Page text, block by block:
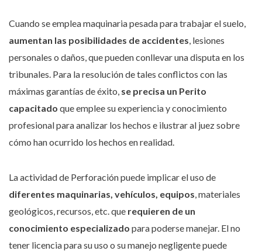
Cuando se emplea maquinaria pesada para trabajar el suelo,
aumentan las posibilidades de accidentes, lesiones
personales o daños, que pueden conllevar una disputa en los
tribunales. Para la resolución de tales conflictos con las
máximas garantías de éxito, se precisa un Perito
capacitado que emplee su experiencia y conocimiento
profesional para analizar los hechos e ilustrar al juez sobre
cómo han ocurrido los hechos en realidad.
La actividad de Perforación puede implicar el uso de
diferentes maquinarias, vehículos, equipos, materiales
geológicos, recursos, etc. que requieren de un
conocimiento especializado para poderse manejar. El no
tener licencia para su uso o su manejo negligente puede